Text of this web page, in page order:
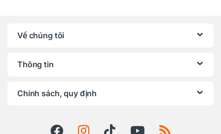
Về chúng tôi
Thông tin
Chính sách, quy định